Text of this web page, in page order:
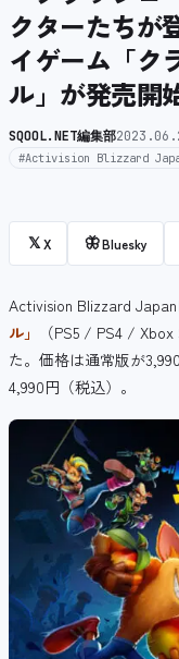
クターたちが
イゲーム「ク
ル」が発売開
SQOOL.NET編集部
#Activision Blizzard
𝕏X 🦋Bluesky
Activision Blizzard Japan
ル」
（PS5 / PS4 /
た。価格は通常版が
4,990円（税込）。